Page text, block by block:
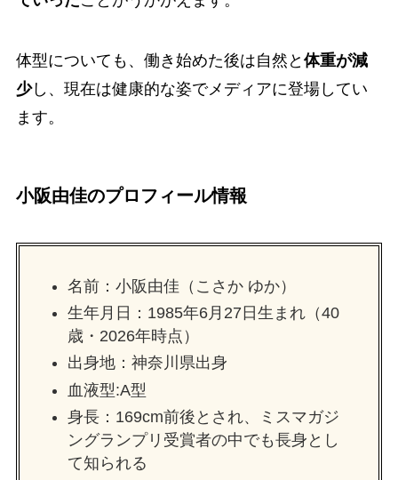
体型についても、働き始めた後は自然と 体重が減
少し、現在は健康的な姿でメディアに登場してい
ます。
小阪由佳のプロフィール情報
名前：小阪由佳（こさか ゆか）
生年月日：1985年6月27日生まれ（40
歳・2026年時点）
出身地：神奈川県出身
血液型:A型
身長：169cm前後とされ、ミスマガジ
ングランプリ受賞者の中でも長身とし
て知られる